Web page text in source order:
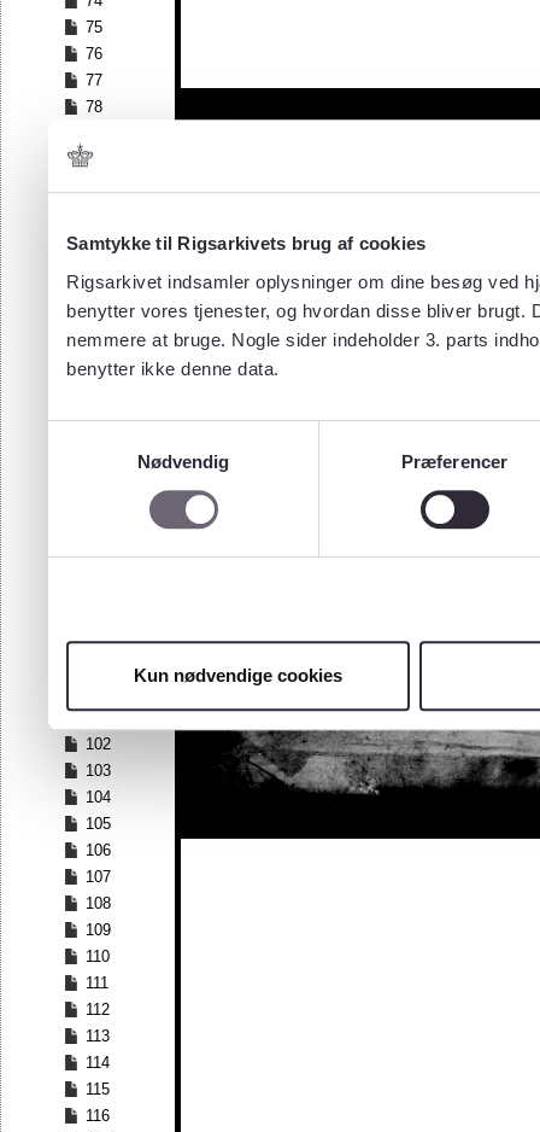
Samtykke til Rigsarkivets brug af cookies
Rigsarkivet indsamler oplysninger om dine besøg ved
benytter vores tjenester, og hvordan disse bliver
nemmere at bruge. Nogle sider indeholder 3. parts
benytter ikke denne data.
Nødvendig
Præferencer
Kun nødvendige cookies
75
76
77
78
80
83
85
86
87
88
90
95
98
101
102
103
104
105
106
107
108
109
110
111
112
113
114
115
116